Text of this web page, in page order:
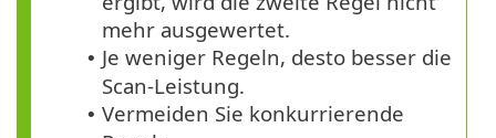
mehr ausgewertet.
• Je weniger Regeln, desto besser die
Scan-Leistung.
• Vermeiden Sie konkurrierende